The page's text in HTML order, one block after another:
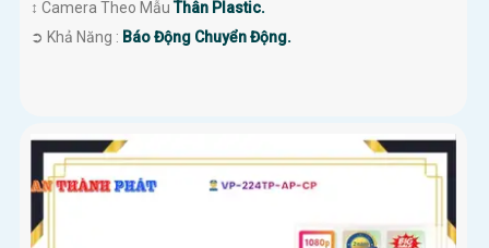
↕️ Camera Theo MẫuThân Plastic.
️➲ Khả Năng : Báo Động Chuyển Động.